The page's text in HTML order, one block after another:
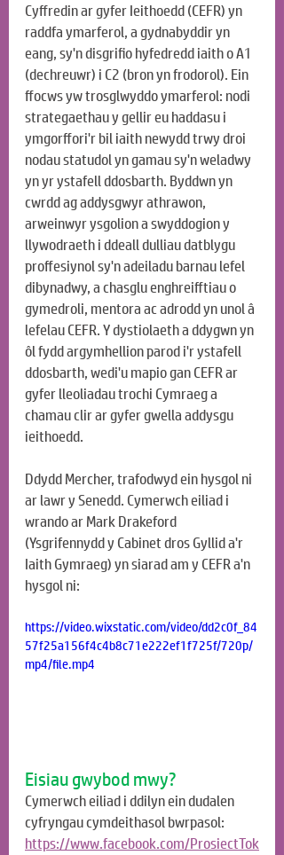
Cyffredin ar gyfer Ieithoedd (CEFR) yn
raddfa ymarferol, a gydnabyddir yn
eang, sy'n disgrifio hyfedredd iaith o A1
(dechreuwr) i C2 (bron yn frodorol). Ein
ffocws yw trosglwyddo ymarferol: nodi
strategaethau y gellir eu haddasu i
ymgorffori'r bil iaith newydd trwy droi
nodau statudol yn gamau sy'n weladwy
yn yr ystafell ddosbarth. Byddwn yn
cwrdd ag addysgwyr athrawon,
arweinwyr ysgolion a swyddogion y
llywodraeth i ddeall dulliau datblygu
proffesiynol sy'n adeiladu barnau lefel
dibynadwy, a chasglu enghreifftiau o
gymedroli, mentora ac adrodd yn unol â
lefelau CEFR. Y dystiolaeth a ddygwn yn
ôl fydd argymhellion parod i'r ystafell
ddosbarth, wedi'u mapio gan CEFR ar
gyfer lleoliadau trochi Cymraeg a
chamau clir ar gyfer gwella addysgu
ieithoedd.
Ddydd Mercher, trafodwyd ein hysgol ni
ar lawr y Senedd. Cymerwch eiliad i
wrando ar Mark Drakeford
(Ysgrifennydd y Cabinet dros Gyllid a'r
Iaith Gymraeg) yn siarad am y CEFR a'n
hysgol ni:
https://video.wixstatic.com/video/dd2c0f_84
57f25a156f4c4b8c71e222ef1f725f/720p/
mp4/file.mp4
Eisiau gwybod mwy?
Cymerwch eiliad i ddilyn ein dudalen
cyfryngau cymdeithasol bwrpasol:
https://www.facebook.com/ProsiectTok